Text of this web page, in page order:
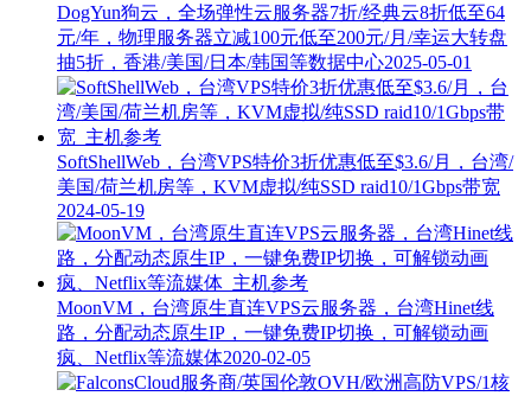
DogYun狗云，全场弹性云服务器7折/经典云8折低至64
元/年，物理服务器立减100元低至200元/月/幸运大转盘
抽5折，香港/美国/日本/韩国等数据中心2025-05-01
SoftShellWeb，台湾VPS特价3折优惠低至$3.6/月，台湾/
美国/荷兰机房等，KVM虚拟/纯SSD raid10/1Gbps带宽
2024-05-19
MoonVM，台湾原生直连VPS云服务器，台湾Hinet线
路，分配动态原生IP，一键免费IP切换，可解锁动画
疯、Netflix等流媒体2020-02-05